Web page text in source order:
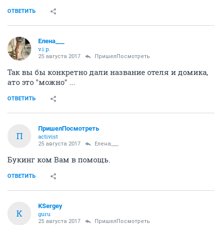
ОТВЕТИТЬ
Елена___
v.i.p.
25 августа 2017 ПришелПосмотреть
Так вы бы конкретно дали название отеля и домика,
ато это "можно" ...
ОТВЕТИТЬ
П
ПришелПосмотреть
activist
25 августа 2017 Елена___
Букинг ком Вам в помощь.
ОТВЕТИТЬ
K
KSergey
guru
25 августа 2017 ПришелПосмотреть